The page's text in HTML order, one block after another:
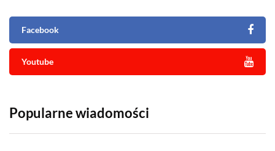
Facebook
Youtube
Popularne wiadomości